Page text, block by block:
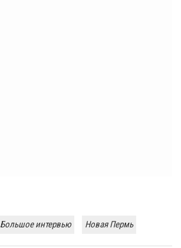
Большое интервью Новая Пермь